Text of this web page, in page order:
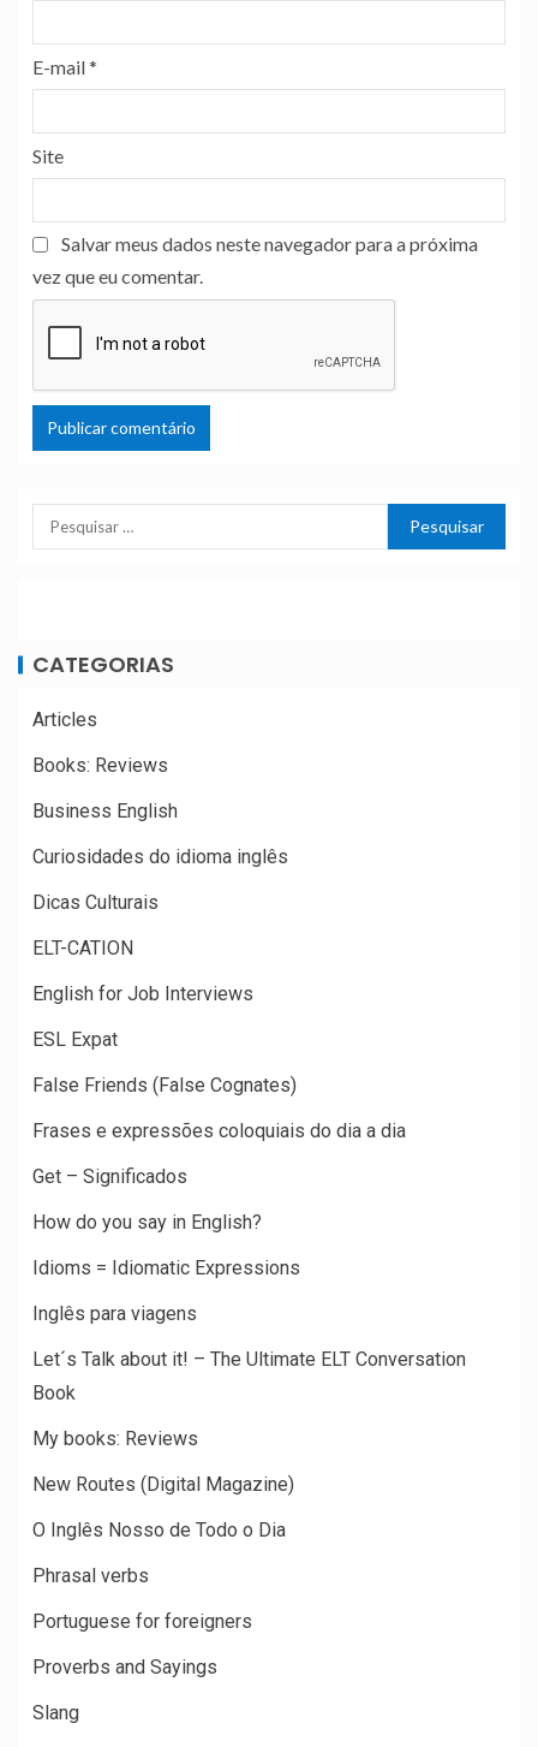
E-mail*
Site
Salvar meus dados neste navegador para a próxima
vez que eu comentar.
CATEGORIAS
Articles
Books: Reviews
Business English
Curiosidades do idioma inglês
Dicas Culturais
ELT-CATION
English for Job Interviews
ESL Expat
False Friends (False Cognates)
Frases e expressões coloquiais do dia a dia
Get – Significados
How do you say in English?
Idioms = Idiomatic Expressions
Inglês para viagens
Let´s Talk about it! – The Ultimate ELT Conversation
Book
My books: Reviews
New Routes (Digital Magazine)
O Inglês Nosso de Todo o Dia
Phrasal verbs
Portuguese for foreigners
Proverbs and Sayings
Slang